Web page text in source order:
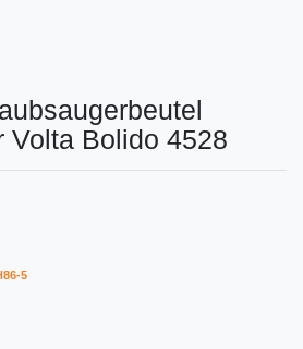
Volta Bolido 4528
5